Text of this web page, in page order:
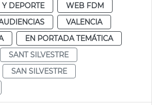
DEPORTE
WEB FDM
VALENCIA
EN PORTADA TEMÁTICA
SANT SILVESTRE
SAN SILVESTRE